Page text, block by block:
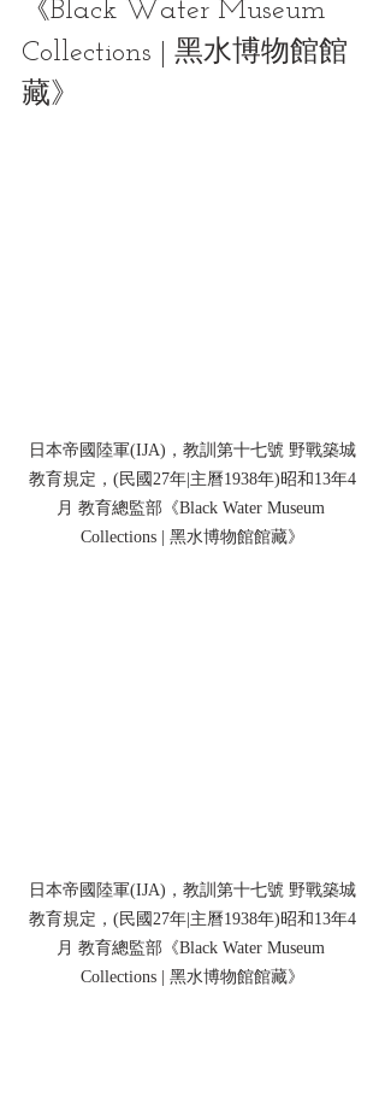
《Black Water Museum
Collections | 黑水博物館館
藏》
日本帝國陸軍(IJA)，教訓第十七號 野戰築城
教育規定，(民國27年|主曆1938年)昭和13年4
月 教育總監部《Black Water Museum
Collections | 黑水博物館館藏》
日本帝國陸軍(IJA)，教訓第十七號 野戰築城
教育規定，(民國27年|主曆1938年)昭和13年4
月 教育總監部《Black Water Museum
Collections | 黑水博物館館藏》